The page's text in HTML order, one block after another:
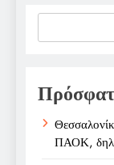
ΠΑΟΚ,